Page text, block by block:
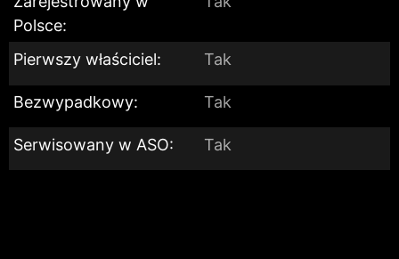
Polsce:
Pierwszy właściciel: Tak
Bezwypadkowy: Tak
Serwisowany w ASO: Tak